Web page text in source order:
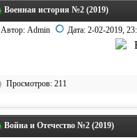
Военная история №2 (2019)
Автор: Admin Дата: 2-02-2019,
Просмотров: 211
Война и Отечество №2 (2019)